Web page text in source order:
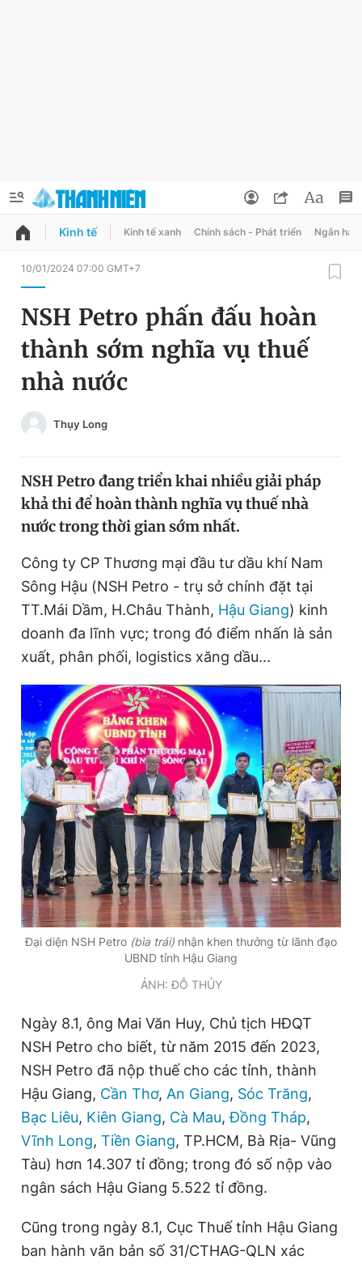
QUẢNG CÁO
Chuyên mục
Chuyên mục khác
Chào ngày mới
Video Magazine
Sản phẩm khác
Tiện ích Bạn cần biết
Thông tin tòa soạn Liên hệ quảng cáo
Đọc Thanh Niên trên điện thoại
Theo dõi báo trên
Hotline
0906 645 777
Liên hệ quảng cáo
0908 780 404
Quảng cáo RSS Tòa soạn
Tổng biên tập: Nguyễn Ngọc Toàn
Phó tổng biên tập thường trực: Hải Thành
Phó tổng biên tập: Lâm Hiếu Dũng
Phó tổng biên tập: Trần Việt Hưng
Tổng thư ký tòa soạn: Đức Trung
Giấy phép xuất bản số 110/GP - BTTTT cấp ngày 24.3.2020
© 2003-2026 Bản quyền thuộc về Báo Thanh Niên. Cấm sao
chép dưới mọi hình thức nếu không có sự chấp thuận bằng văn
bản. Phát triển bởi ePi Technologies, JSC.
Đổi mật khẩu
Tin đã lưu
Kinh tế Kinh tế xanh Chính sách - Phát triển Ngân
10/01/2024 07:00 GMT+7
NSH Petro phấn đấu hoàn
thành sớm nghĩa vụ thuế
nhà nước
Thụy Long
NSH Petro đang triển khai nhiều giải pháp
khả thi để hoàn thành nghĩa vụ thuế nhà
nước trong thời gian sớm nhất.
Công ty CP Thương mại đầu tư dầu khí Nam
Sông Hậu (NSH Petro - trụ sở chính đặt tại
TT.Mái Dầm, H.Châu Thành, Hậu Giang) kinh
doanh đa lĩnh vực; trong đó điểm nhấn là sản
xuất, phân phối, logistics xăng dầu...
Đại diện NSH Petro (bìa trái) nhận khen thưởng từ lãnh đạo
UBND tỉnh Hậu Giang
ẢNH: ĐỖ THỦY
Ngày 8.1, ông Mai Văn Huy, Chủ tịch HĐQT
NSH Petro cho biết, từ năm 2015 đến 2023,
NSH Petro đã nộp thuế cho các tỉnh, thành
Hậu Giang, Cần Thơ, An Giang, Sóc Trăng,
Bạc Liêu, Kiên Giang, Cà Mau,Đồng Tháp,
Vĩnh Long, Tiền Giang, TP.HCM, Bà Rịa- Vũng
Tàu) hơn 14.307 tỉ đồng; trong đó số nộp vào
ngân sách Hậu Giang 5.522 tỉ đồng.
Cũng trong ngày 8.1, Cục Thuế tỉnh Hậu Giang
ban hành văn bản số 31/CTHAG-QLN xác